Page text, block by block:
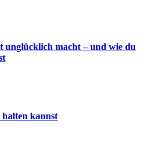
unglücklich macht – und wie du
halten kannst